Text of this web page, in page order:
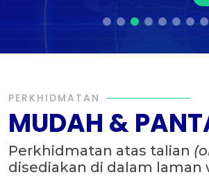
PERKHIDMATAN
MUDAH &
Perkhidmatan atas talian
disediakan di dalam laman